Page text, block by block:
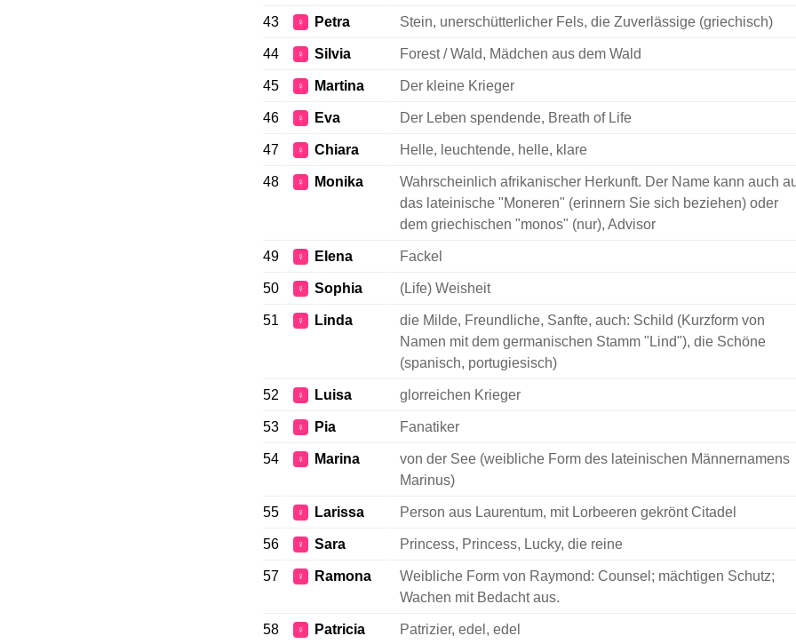
43 ♀ Petra Stein, unerschütterlicher Fels, die Zuverlässige (griechisch)
44 ♀ Silvia Forest / Wald, Mädchen aus dem Wald
45 ♀ Martina Der kleine Krieger
46 ♀ Eva Der Leben spendende, Breath of Life
47 ♀ Chiara Helle, leuchtende, helle, klare
48 ♀ Monika
Wahrscheinlich afrikanischer Herkunft. Der Name kann auch
das lateinische "Moneren" (erinnern Sie sich beziehen) oder
dem griechischen "monos" (nur), Advisor
49 ♀ Elena Fackel
50 ♀ Sophia (Life) Weisheit
51 ♀ Linda
die Milde, Freundliche, Sanfte, auch: Schild (Kurzform von
Namen mit dem germanischen Stamm "Lind"), die Schöne
(spanisch, portugiesisch)
52 ♀ Luisa glorreichen Krieger
53 ♀ Pia Fanatiker
54 ♀ Marina
von der See (weibliche Form des lateinischen Männernamens
Marinus)
55 ♀ Larissa Person aus Laurentum, mit Lorbeeren gekrönt Citadel
56 ♀ Sara Princess, Princess, Lucky, die reine
57 ♀ Ramona
Weibliche Form von Raymond: Counsel; mächtigen Schutz;
Wachen mit Bedacht aus.
58 ♀ Patricia Patrizier, edel, edel